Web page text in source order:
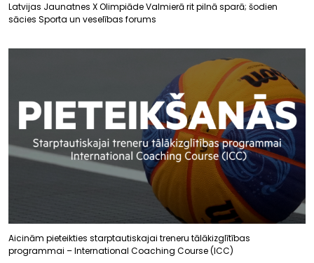
Latvijas Jaunatnes X Olimpiāde Valmierā rit pilnā sparā; šodien
sācies Sporta un veselības forums
Aicinām pieteikties starptautiskajai treneru tālākizglītības
programmai – International Coaching Course (ICC)